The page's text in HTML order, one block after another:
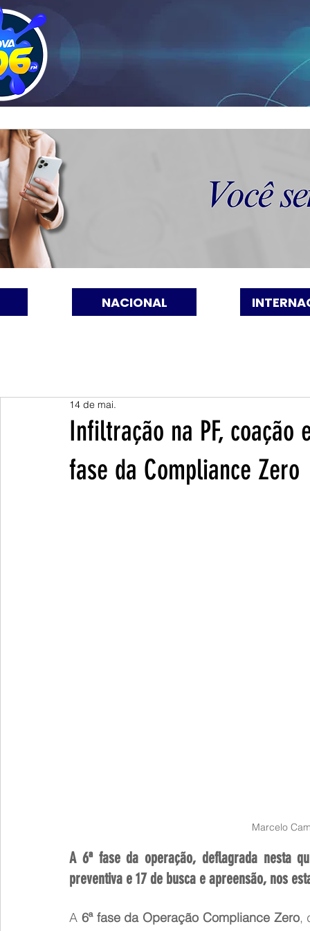
NACIONAL
Infiltração na PF, coação
fase da Compliance Zero
14 de mai.
Marcelo
A 6ª fase da operação, deflagrada nesta
preventiva e 17 de busca e apreensão, nos
A 6ª fase da Operação Compliance Zero,